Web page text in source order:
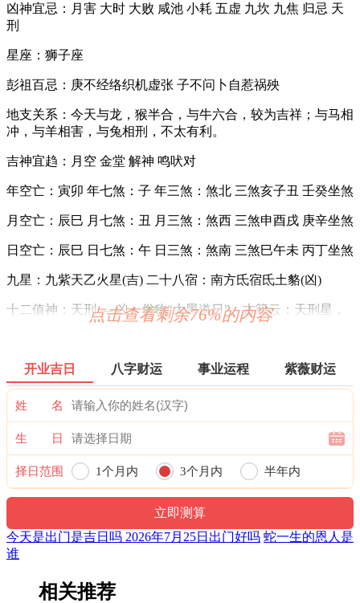
凶神宜忌：月害 大时 大败 咸池 小耗 五虚 九坎 九焦 归忌 天
刑
星座：狮子座
彭祖百忌：庚不经络织机虚张 子不问卜自惹祸殃
地支关系：今天与龙，猴半合，与牛六合，较为吉祥；与马相
冲，与羊相害，与兔相刑，不太有利。
吉神宜趋：月空 金堂 解神 鸣吠对
年空亡：寅卯 年七煞：子 年三煞：煞北 三煞亥子丑 壬癸坐煞
月空亡：辰巳 月七煞：丑 月三煞：煞西 三煞申酉戌 庚辛坐煞
日空亡：辰巳 日七煞：午 日三煞：煞南 三煞巳午未 丙丁坐煞
九星：九紫天乙火星(吉) 二十八宿：南方氐宿氐土貉(凶)
十二值神：天刑 — 凶：俗称“大黑道日”。古籍云：天刑星，
利于出师，战无不克，其它动作谋为皆不宜用，大忌词讼。
日本民间考试、结婚、出行等多择此日。
六曜，又称孔明六曜星、小六壬，是中国传统历法中的一种注
文。后来传至日本，并于当地流行，而在中国影响日渐式微。
福神：西南 月支：未土 年太岁：文哲
十二值日：执执位 — 吉：：吉：俗称“小黄道日”。吉。依古
籍观点，此日宜建屋、种植、捕捉；忌移居、出行、开
业。“执”有“执行、施行，掌握、控制，捉拿、拘捕”等意，建
房、种植、捕捉与此类意思相近，而移居、出行、开业则与其
开业”之说。
点击查看剩余76%的内容
开业吉日 八字财运 事业运程 紫薇财运
姓 名
生 日
择日范围 1个月内 3个月内 半年内
今天是出门是吉日吗 2026年7月25日出门好吗 蛇一生的恩人是
谁
相关推荐